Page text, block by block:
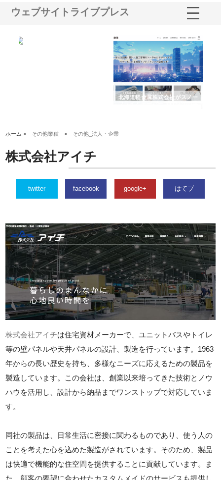
ウェブサイトライブプレス
北海道軽金属株式会社がスノー
ホーム > その他業種 > その他_法人・企業
株式会社アイチ
twitter facebook google+ はてブ
株式会社アイチは住宅資材メーカーで、ユニットバスやトイレ
等の壁パネルや天井パネルの設計、製造を行っています。1963
年からの長い歴史を持ち、多様なニーズに応えるための製品を
製造しています。この会社は、創業以来培ってきた技術とノウ
ハウを活用し、設計から納品までワンストップで対応していま
す。
同社の製品は、日常生活に密接に関わるものであり、使う人の
ことを考えた心を込めた製造がされています。そのため、製品
は快適で機能的な住空間を提供することに貢献しています。ま
た、顧客の要望に合わせたカスタムメイドのサービスも提供し